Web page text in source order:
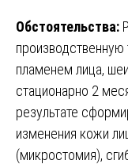
Обстоятельства:
пламенем лица,
стационарно 2
результате
изменения кожи
(микростомия),